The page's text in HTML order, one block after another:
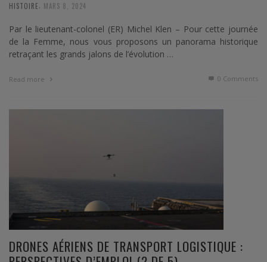
HISTOIRE MARS 8, 2024
Par le lieutenant-colonel (ER) Michel Klen – Pour cette journée
de la Femme, nous vous proposons un panorama historique
retraçant les grands jalons de l’évolution …
Read more 0 Comments
DRONES AÉRIENS DE TRANSPORT LOGISTIQUE :